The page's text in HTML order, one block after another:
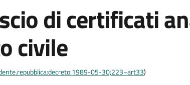
di certificati
civile
05-30;223~art33)